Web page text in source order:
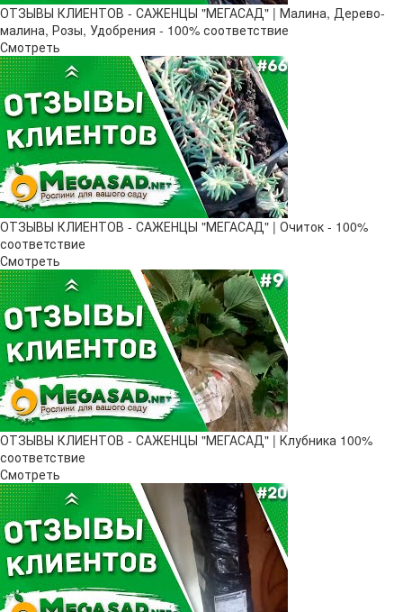
ОТЗЫВЫ КЛИЕНТОВ - САЖЕНЦЫ "МЕГАСАД" | Малина, Дерево-
малина, Розы, Удобрения - 100% соответствие
Смотреть
ОТЗЫВЫ КЛИЕНТОВ - САЖЕНЦЫ "МЕГАСАД" | Очиток - 100%
соответствие
Смотреть
ОТЗЫВЫ КЛИЕНТОВ - САЖЕНЦЫ "МЕГАСАД" | Клубника 100%
соответствие
Смотреть